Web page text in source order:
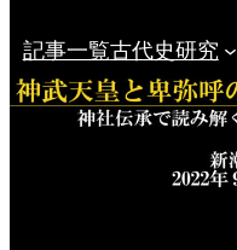
記事一覧古代史研究